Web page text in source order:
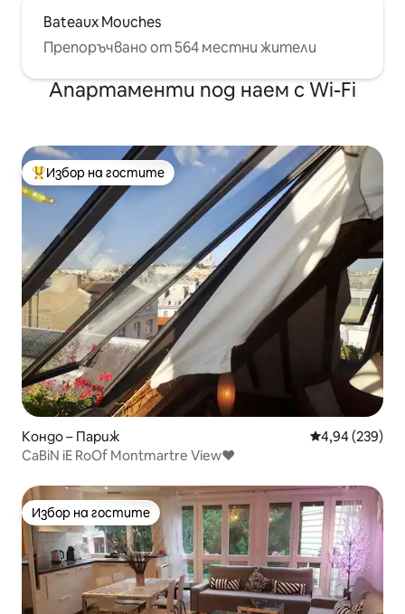
Bateaux Mouches
Препоръчвано от 564 местни жители
Апартаменти под наем с Wi-Fi
Най-популярен избор на гостите
Избор на гостите
Кондо – Париж Средна
4,94 (239)
CaBiN iE RoOf Montmartre View♥
Избор на гостите
Избор на гостите